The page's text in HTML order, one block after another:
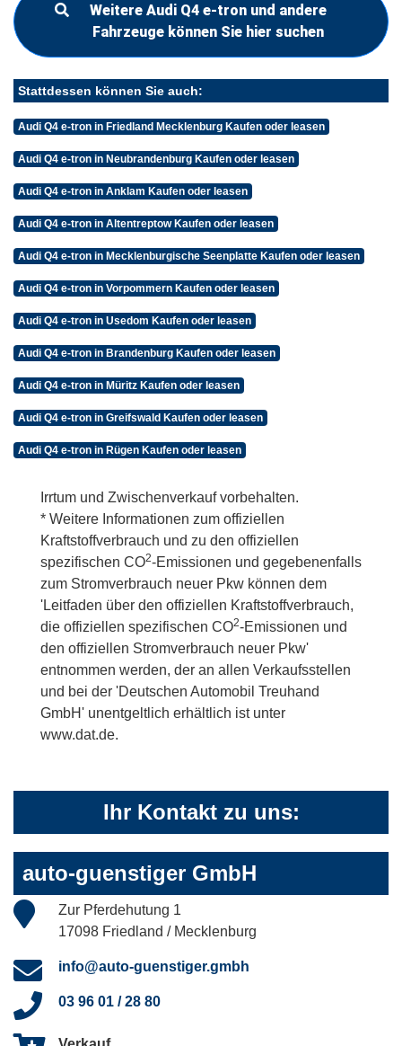
Weitere Audi Q4 e-tron und andere
Fahrzeuge können Sie hier suchen
Stattdessen können Sie auch:
Audi Q4 e-tron in Friedland Mecklenburg Kaufen oder leasen
Audi Q4 e-tron in Neubrandenburg Kaufen oder leasen
Audi Q4 e-tron in Anklam Kaufen oder leasen
Audi Q4 e-tron in Altentreptow Kaufen oder leasen
Audi Q4 e-tron in Mecklenburgische Seenplatte Kaufen oder leasen
Audi Q4 e-tron in Vorpommern Kaufen oder leasen
Audi Q4 e-tron in Usedom Kaufen oder leasen
Audi Q4 e-tron in Brandenburg Kaufen oder leasen
Audi Q4 e-tron in Müritz Kaufen oder leasen
Audi Q4 e-tron in Greifswald Kaufen oder leasen
Audi Q4 e-tron in Rügen Kaufen oder leasen
Irrtum und Zwischenverkauf vorbehalten.
* Weitere Informationen zum offiziellen
Kraftstoffverbrauch und zu den offiziellen
spezifischen CO2-Emissionen und gegebenenfalls
zum Stromverbrauch neuer Pkw können dem
'Leitfaden über den offiziellen Kraftstoffverbrauch,
die offiziellen spezifischen CO2-Emissionen und
den offiziellen Stromverbrauch neuer Pkw'
entnommen werden, der an allen Verkaufsstellen
und bei der 'Deutschen Automobil Treuhand
GmbH' unentgeltlich erhältlich ist unter
www.dat.de.
Ihr Kontakt zu uns:
auto-guenstiger GmbH
Zur Pferdehutung 1
17098 Friedland / Mecklenburg
info@auto-guenstiger.gmbh
03 96 01 / 28 80